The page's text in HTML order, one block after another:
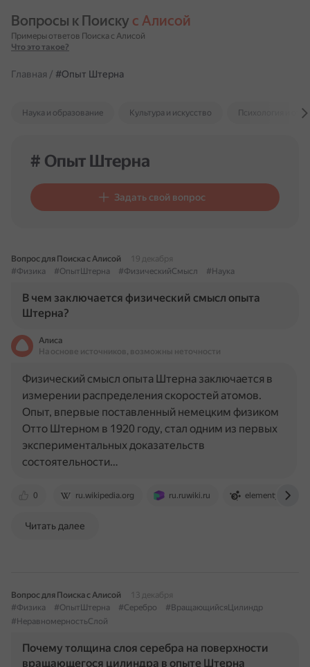
Вопросы к Поиску с Алисой
Примеры ответов Поиска с Алисой
Что это такое?
Главная / #Опыт Штерна
Наука и образование Культура и искусство Психология и
# Опыт Штерна
Задать свой вопрос
Вопрос для Поиска с Алисой
19 декабря
#Физика
#ОпытШтерна #ФизическийСмысл #Наука
В чем заключается физический смысл опыта
Штерна?
Алиса
На основе источников, возможны неточности
0 ru.wikipedia.org ru.ruwiki.ru elementy.ru
Физический смысл опыта Штерна заключается в
измерении распределения скоростей атомов.
Опыт, впервые поставленный немецким физиком
Отто Штерном в 1920 году, стал одним из первых
экспериментальных доказательств
состоятельности…
Читать далее
Вопрос для Поиска с Алисой
13 декабря
#Физика
#ОпытШтерна #Серебро
#ВращающийсяЦилиндр
#НеравномерностьСлой
Почему толщина слоя серебра на поверхности
вращающегося цилиндра в опыте Штерна